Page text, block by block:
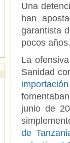
Una
han
garantista
pocos años.
La
Sanidad
junio de
de